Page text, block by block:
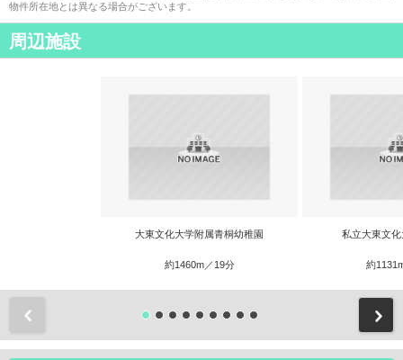
物件所在地とは異なる場合がございます。
周辺施設
大東文化大学附属青桐幼稚園
約1460m／19分
私立大東文
約